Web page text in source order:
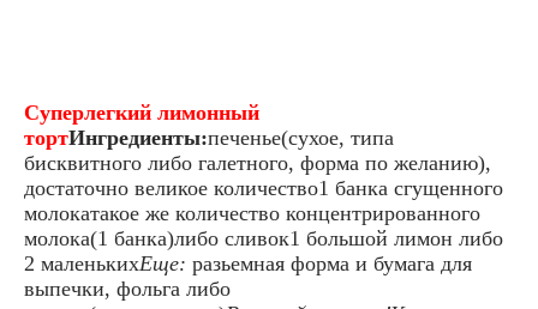
Суперлегкий лимонный
тортИнгредиенты:печенье(сухое, типа
бисквитного либо галетного, форма по желанию),
достаточно великое количество1 банка сгущенного
молокатакое же количество концентрированного
молока(1 банка)либо сливок1 большой лимон либо
2 маленькихЕще: разьемная форма и бумага для
выпечки, фольга либо